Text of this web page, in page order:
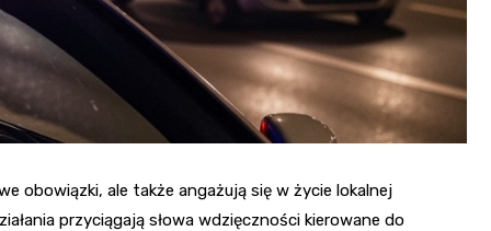
obowiązki, ale także angażują się w życie lokalnej
przyciągają słowa wdzięczności kierowane do